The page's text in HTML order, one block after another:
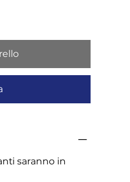
saranno in